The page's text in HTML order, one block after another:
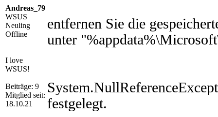
Andreas_79
WSUS
Neuling
Offline
I love
WSUS!
Beiträge: 9
Mitglied seit:
18.10.21
entfernen Sie die
unter
festgelegt.